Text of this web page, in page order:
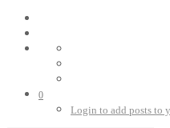
0
Login to add posts to